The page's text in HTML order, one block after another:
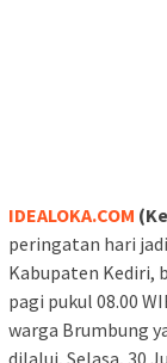
IDEALOKA.COM
peringatan hari
Kabupaten Kediri,
pagi pukul 08.00
warga Brumbung
dilalui, Selasa, 30